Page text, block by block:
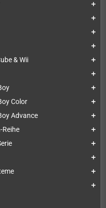
add
add
add
add
& Wii add
add
add
Color add
Advance add
add
add
add
add
add